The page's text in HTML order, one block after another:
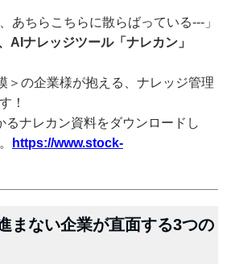
あちらこちらに散らばっている---」
AIナレッジツール「ナレカン」
＞の企業様が抱える、ナレッジ管理
！
るナレカン資料をダウンロードし
https://www.stock-
まない企業が直面する3つの